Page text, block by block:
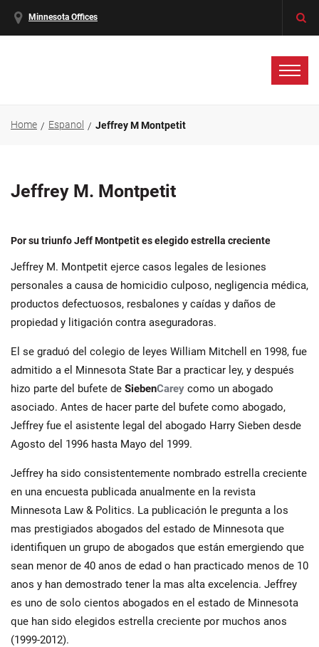
Minnesota Offices
Home Espanol Jeffrey M Montpetit
Jeffrey M. Montpetit
Por su triunfo Jeff Montpetit es elegido estrella creciente
Jeffrey M. Montpetit ejerce casos legales de lesiones
personales a causa de homicidio culposo, negligencia médica,
productos defectuosos, resbalones y caídas y daños de
propiedad y litigación contra aseguradoras.
El se graduó del colegio de leyes William Mitchell en 1998, fue
admitido a el Minnesota State Bar a practicar ley, y después
hizo parte del bufete de SiebenCarey como un abogado
asociado. Antes de hacer parte del bufete como abogado,
Jeffrey fue el asistente legal del abogado Harry Sieben desde
Agosto del 1996 hasta Mayo del 1999.
Jeffrey ha sido consistentemente nombrado estrella creciente
en una encuesta publicada anualmente en la revista
Minnesota Law & Politics. La publicación le pregunta a los
mas prestigiados abogados del estado de Minnesota que
identifiquen un grupo de abogados que están emergiendo que
sean menor de 40 anos de edad o han practicado menos de 10
anos y han demostrado tener la mas alta excelencia. Jeffrey
es uno de solo cientos abogados en el estado de Minnesota
que han sido elegidos estrella creciente por muchos anos
(1999-2012).